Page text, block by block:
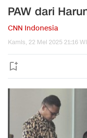
PAW dari
CNN Indonesia
Kamis, 22 Mei 2025 21:16